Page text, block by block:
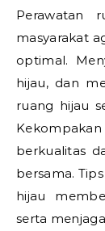
Perawatan
masyarakat
optimal.
hijau, dan
ruang hijau
berkualitas
bersama.
hijau
serta